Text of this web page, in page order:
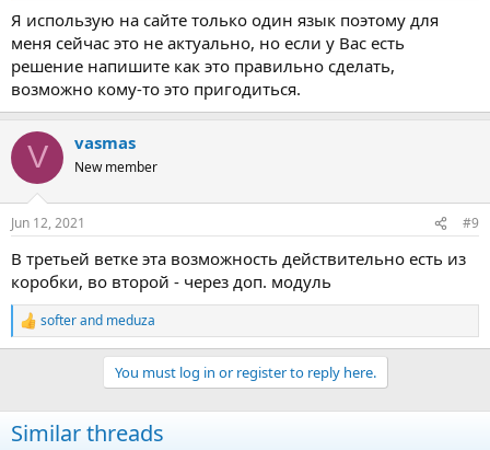
Я использую на сайте только один язык поэтому для
меня сейчас это не актуально, но если у Вас есть
решение напишите как это правильно сделать,
возможно кому-то это пригодиться.
V vasmas
New member
Jun 12, 2021 #9
В третьей ветке эта возможность действительно есть из
коробки, во второй - через доп. модуль
R
e
i
o
softerand meduza
You must log in or register to reply here.
Similar threads